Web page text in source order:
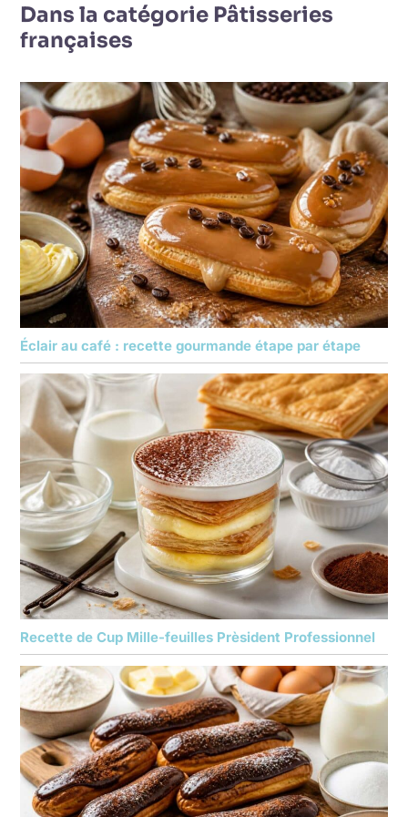
Dans la catégorie Pâtisseries
françaises
Éclair au café : recette gourmande étape par étape
Recette de Cup Mille-feuilles Prèsident Professionnel